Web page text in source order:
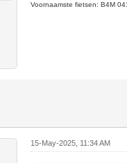
Voornaamste fietsen: B4M
15-May-2025, 11:34 AM